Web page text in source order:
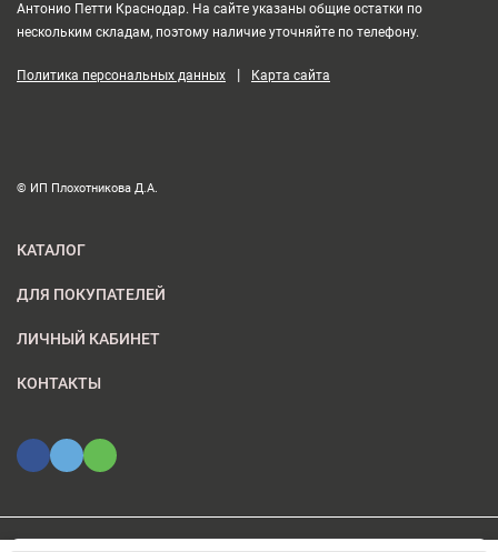
Антонио Петти Краснодар. На сайте указаны общие остатки по
нескольким складам, поэтому наличие уточняйте по телефону.
Политика персональных данных | Карта сайта
© ИП Плохотникова Д.А.
КАТАЛОГ
ДЛЯ ПОКУПАТЕЛЕЙ
ЛИЧНЫЙ КАБИНЕТ
КОНТАКТЫ